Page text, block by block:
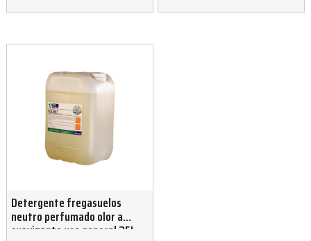
Detergente fregasuelos
neutro perfumado olor a
suavizante uso general 25L